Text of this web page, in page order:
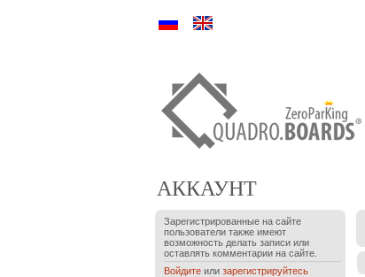
Ру En
АККАУНТ
Зарегистрированные на сайте
пользователи также имеют
возможность делать записи или
оставлять комментарии на сайте.
Войдитеили зарегистрируйтесь